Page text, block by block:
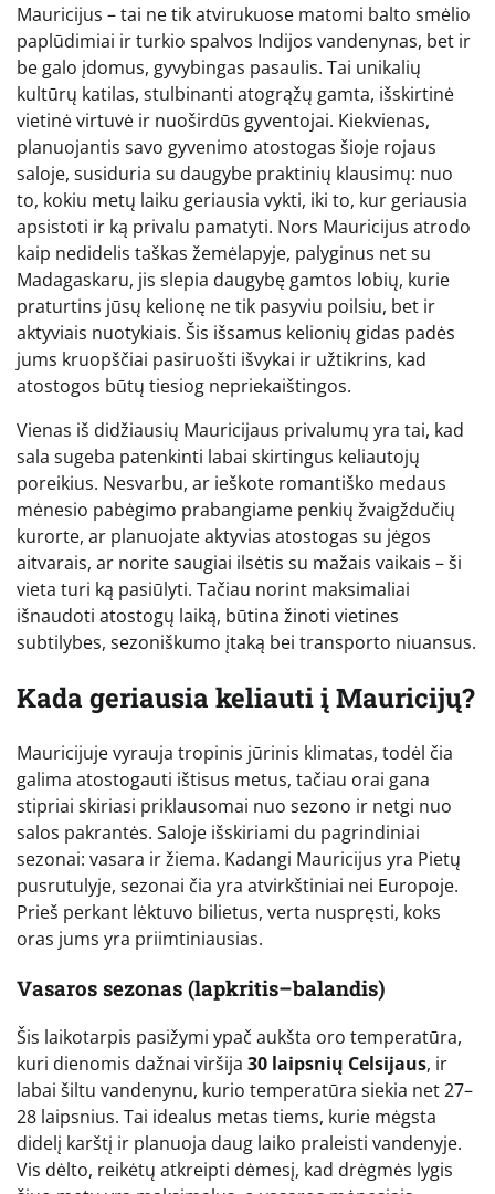
Mauricijus – tai ne tik atvirukuose matomi balto smėlio
paplūdimiai ir turkio spalvos Indijos vandenynas, bet ir
be galo įdomus, gyvybingas pasaulis. Tai unikalių
kultūrų katilas, stulbinanti atogrąžų gamta, išskirtinė
vietinė virtuvė ir nuoširdūs gyventojai. Kiekvienas,
planuojantis savo gyvenimo atostogas šioje rojaus
saloje, susiduria su daugybe praktinių klausimų: nuo
to, kokiu metų laiku geriausia vykti, iki to, kur geriausia
apsistoti ir ką privalu pamatyti. Nors Mauricijus atrodo
kaip nedidelis taškas žemėlapyje, palyginus net su
Madagaskaru, jis slepia daugybę gamtos lobių, kurie
praturtins jūsų kelionę ne tik pasyviu poilsiu, bet ir
aktyviais nuotykiais. Šis išsamus kelionių gidas padės
jums kruopščiai pasiruošti išvykai ir užtikrins, kad
atostogos būtų tiesiog nepriekaištingos.
Vienas iš didžiausių Mauricijaus privalumų yra tai, kad
sala sugeba patenkinti labai skirtingus keliautojų
poreikius. Nesvarbu, ar ieškote romantiško medaus
mėnesio pabėgimo prabangiame penkių žvaigždučių
kurorte, ar planuojate aktyvias atostogas su jėgos
aitvarais, ar norite saugiai ilsėtis su mažais vaikais – ši
vieta turi ką pasiūlyti. Tačiau norint maksimaliai
išnaudoti atostogų laiką, būtina žinoti vietines
subtilybes, sezoniškumo įtaką bei transporto niuansus.
Kada geriausia keliauti į Mauricijų?
Mauricijuje vyrauja tropinis jūrinis klimatas, todėl čia
galima atostogauti ištisus metus, tačiau orai gana
stipriai skiriasi priklausomai nuo sezono ir netgi nuo
salos pakrantės. Saloje išskiriami du pagrindiniai
sezonai: vasara ir žiema. Kadangi Mauricijus yra Pietų
pusrutulyje, sezonai čia yra atvirkštiniai nei Europoje.
Prieš perkant lėktuvo bilietus, verta nuspręsti, koks
oras jums yra priimtiniausias.
Vasaros sezonas (lapkritis–balandis)
Šis laikotarpis pasižymi ypač aukšta oro temperatūra,
kuri dienomis dažnai viršija 30 laipsnių Celsijaus, ir
labai šiltu vandenynu, kurio temperatūra siekia net 27–
28 laipsnius. Tai idealus metas tiems, kurie mėgsta
didelį karštį ir planuoja daug laiko praleisti vandenyje.
Vis dėlto, reikėtų atkreipti dėmesį, kad drėgmės lygis